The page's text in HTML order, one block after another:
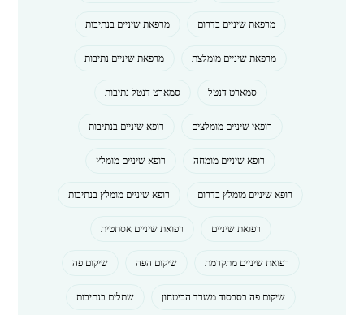
מרפאת שיניים בדרום
מרפאת שיניים בנתיבות
מרפאת שיניים מומלצת
מרפאת שיניים נתיבות
סמארט דנטל
סמארט דנטל נתיבות
רופאי שיניים מומלצים
רופא שיניים בנתיבות
רופא שיניים מומחה
רופא שיניים מומלץ
רופא שיניים מומלץ בדרום
רופא שיניים מומלץ בנתיבות
רפואת שיניים
רפואת שיניים אסתטית
רפואת שיניים מתקדמת
שיקום הפה
שיקום פה
שיקום פה בסבסוד משרד הביטחון
שתלים בנתיבות